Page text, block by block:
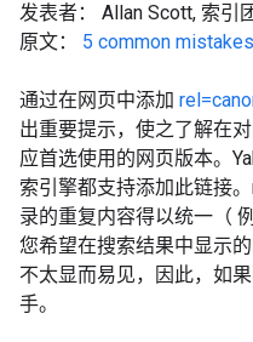
发表者： Allan Scott, 索引
原文： 5 common
通过在网页中添加
出重要提示，使之了解在
应首选使用的网页版本。
索引擎都支持添加此链接
录的重复内容得以统一（
您希望在搜索结果中显示
不太显而易见，因此，如
手。